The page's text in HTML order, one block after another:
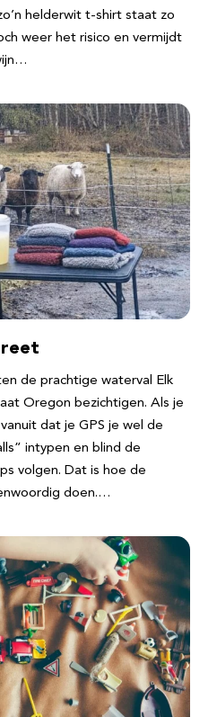
helderwit t-shirt staat zo
weer het risico en vermijdt
de prachtige waterval Elk
Oregon bezichtigen. Als je
dat je GPS je wel de
intypen en blind de
volgen. Dat is hoe de
doen.…